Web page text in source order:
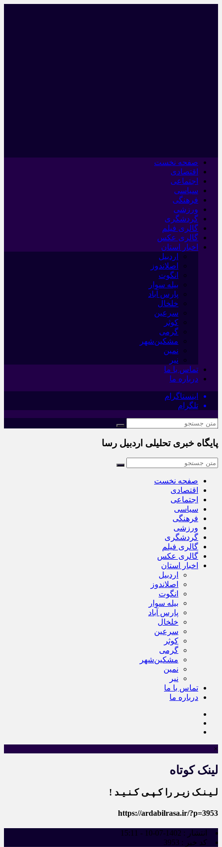
صفحه نخست
اقتصادی
اجتماعی
سیاسی
فرهنگی
ورزشی
گردشگری
گالری فیلم
گالری عکس
اخبار استان
اردبیل
اصلاندوز
انگوت
بیله سوار
پارس آباد
خلخال
سرعین
کوثر
گرمی
مشکین‌شهر
نمین
نیر
تماس با ما
درباره ما
اینستاگرام
تلگرام
پایگاه خبری تحلیلی اردبیل رسا
صفحه نخست
اقتصادی
اجتماعی
سیاسی
فرهنگی
ورزشی
گردشگری
گالری فیلم
گالری عکس
اخبار استان
اردبیل
اصلاندوز
انگوت
بیله سوار
پارس آباد
خلخال
سرعین
کوثر
گرمی
مشکین‌شهر
نمین
نیر
تماس با ما
درباره ما
×
لینک کوتاه
لـیـنـک زیـر را کـپـی کـنـیـد !
https://ardabilrasa.ir/?p=3953
انتشار : 1402-07-10 - 15:11
کد خبر : 3953